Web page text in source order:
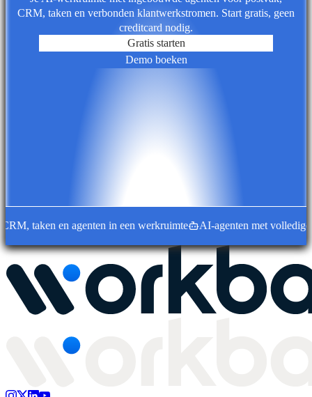
CRM, taken en verbonden klantwerkstromen. Start gratis, geen
creditcard nodig.
Gratis starten
Demo boeken
taken en agenten in een werkruimte AI-agenten met volledige